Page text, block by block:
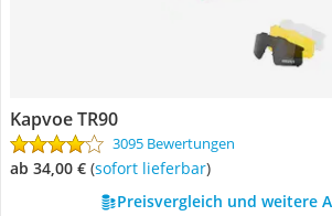
Kapvoe TR90
3095 Bewertungen
ab 34,00 € ( Sofort lieferbar)
Preisvergleich und weitere